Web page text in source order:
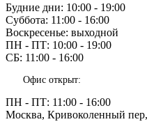
Будние дни: 10:00 - 19:00
Суббота: 11:00 - 16:00
Воскресенье: выходной
ПН - ПТ: 10:00 - 19:00
СБ: 11:00 - 16:00
Офис открыт:
ПН - ПТ: 11:00 - 16:00
Москва, Кривоколенный